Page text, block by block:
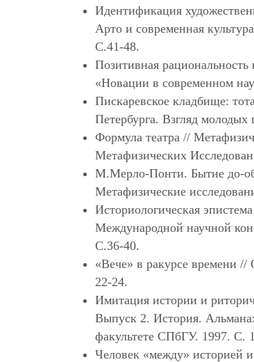
Идентификация
Арто и современная
С.41-48.
Позитивная
«Новации в современном
Пискаревское кладбище:
Петербурга. Взгляд
Формула театра //
Метафизических
М.Мерло-Понти. Бытие до-
Метафизические
Историологическая
Международной научной
С.36-40.
«Вече» в ракурсе времени
22-24.
Имитация истории и
Выпуск 2. История.
факультете СПбГУ. 1997. C.
Человек «между»